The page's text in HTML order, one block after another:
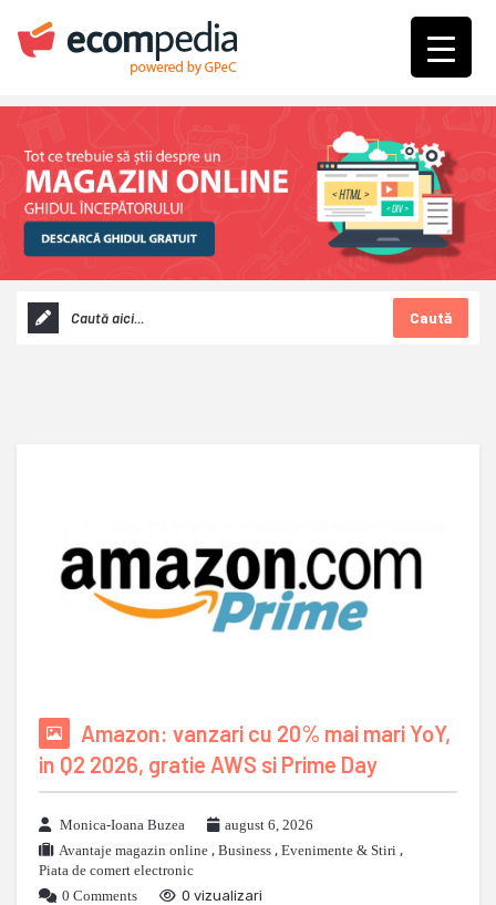
Caută
Amazon: vanzari cu 20% mai mari YoY,
in Q2 2026, gratie AWS si Prime Day
Monica-Ioana Buzea
august 6, 2026
Avantaje magazin online , Business , Evenimente & Stiri ,
Piata de comert electronic
0 Comments
0 vizualizari